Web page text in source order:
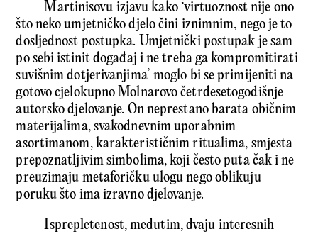
Martinisovu izjavu kako ‘virtuoznost nije ono
što neko umjetničko djelo čini iznimnim, nego je to
dosljednost postupka. Umjetnički postupak je sam
po sebi istinit događaj i ne treba ga kompromitirati
suvišnim dotjerivanjima’ moglo bi se primijeniti na
gotovo cjelokupno Molnarovo četrdesetogodišnje
autorsko djelovanje. On neprestano barata običnim
materijalima, svakodnevnim uporabnim
asortimanom, karakterističnim ritualima, smjesta
prepoznatljivim simbolima, koji često puta čak i ne
preuzimaju metaforičku ulogu nego oblikuju
poruku što ima izravno djelovanje.
Isprepletenost, međutim, dvaju interesnih